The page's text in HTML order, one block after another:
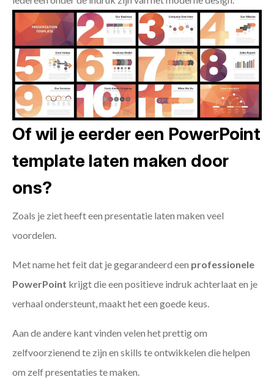
Of wil je eerder een PowerPoint
template laten maken door
ons?
Zoals je ziet heeft een presentatie laten maken veel
voordelen.
Met name het feit dat je gegarandeerd een professionele
PowerPoint krijgt die een positieve indruk achterlaat en je
verhaal ondersteunt, maakt het een goede keus.
Aan de andere kant vinden velen het prettig om
zelfvoorzienend te zijn en skills te ontwikkelen die helpen
om zelf presentaties te maken.